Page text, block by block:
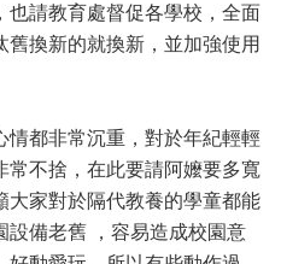
也請教育處督促各學校，全面
換新的就換新，並加強使用
都非常沉重，對於年紀輕輕
常不捨，在此要請阿嬤要多寬
大家對於隔代教養的學童都能
設備老舊 ，容易造成校園意